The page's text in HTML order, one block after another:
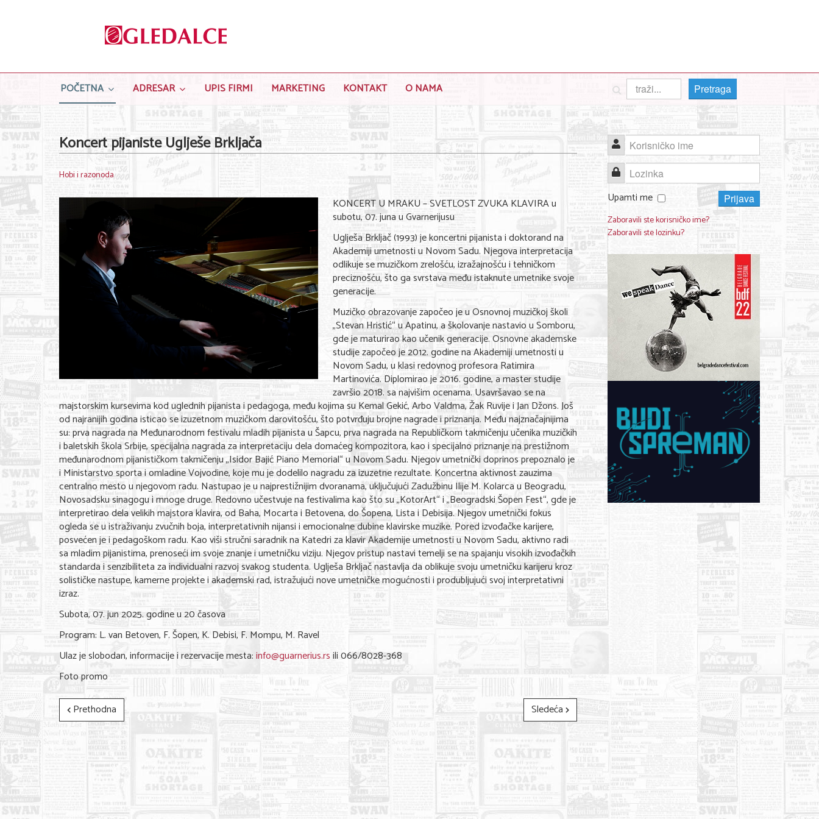
POČETNA ADRESAR UPIS FIRMI MARKETING KONTAKT O NAMA Pretraga
Koncert pijaniste Uglješe Brkljača
Hobi i razonoda
KONCERT U MRAKU – SVETLOST ZVUKA KLAVIRA u
subotu, 07. juna u Gvarnerijusu
Uglješa Brkljač (1993) je koncertni pijanista i doktorand na
Akademiji umetnosti u Novom Sadu. Njegova interpretacija
odlikuje se muzičkom zrelošću, izražajnošću i tehničkom
preciznošću, što ga svrstava među istaknute umetnike svoje
generacije.
Muzičko obrazovanje započeo je u Osnovnoj muzičkoj školi
„Stevan Hristić“ u Apatinu, a školovanje nastavio u Somboru,
gde je maturirao kao učenik generacije. Osnovne akademske
studije započeo je 2012. godine na Akademiji umetnosti u
Novom Sadu, u klasi redovnog profesora Ratimira
Martinovića. Diplomirao je 2016. godine, a master studije
završio 2018. sa najvišim ocenama. Usavršavao se na
majstorskim kursevima kod uglednih pijanista i pedagoga, među kojima su Kemal Gekić, Arbo Valdma, Žak Ruvije i Jan Džons. Još
od najranijih godina isticao se izuzetnom muzičkom darovitošću, što potvrđuju brojne nagrade i priznanja. Među najznačajnijima
su: prva nagrada na Međunarodnom festivalu mladih pijanista u Šapcu, prva nagrada na Republičkom takmičenju učenika muzičkih
i baletskih škola Srbije, specijalna nagrada za interpretaciju dela domaćeg kompozitora, kao i specijalno priznanje na prestižnom
međunarodnom pijanističkom takmičenju „Isidor Bajić Piano Memorial“ u Novom Sadu. Njegov umetnički doprinos prepoznalo je
i Ministarstvo sporta i omladine Vojvodine, koje mu je dodelilo nagradu za izuzetne rezultate. Koncertna aktivnost zauzima
centralno mesto u njegovom radu. Nastupao je u najprestižnijim dvoranama, uključujući Zadužbinu Ilije M. Kolarca u Beogradu,
Novosadsku sinagogu i mnoge druge. Redovno učestvuje na festivalima kao što su „KotorArt“ i „Beogradski Šopen Fest“, gde je
interpretirao dela velikih majstora klavira, od Baha, Mocarta i Betovena, do Šopena, Lista i Debisija. Njegov umetnički fokus
ogleda se u istraživanju zvučnih boja, interpretativnih nijansi i emocionalne dubine klavirske muzike. Pored izvođačke karijere,
posvećen je i pedagoškom radu. Kao viši stručni saradnik na Katedri za klavir Akademije umetnosti u Novom Sadu, aktivno radi
sa mladim pijanistima, prenoseći im svoje znanje i umetničku viziju. Njegov pristup nastavi temelji se na spajanju visokih izvođačkih
standarda i senzibiliteta za individualni razvoj svakog studenta. Uglješa Brkljač nastavlja da oblikuje svoju umetničku karijeru kroz
solističke nastupe, kamerne projekte i akademski rad, istražujući nove umetničke mogućnosti i produbljujući svoj interpretativni
izraz.
Subota, 07. jun 2025. godine u 20 časova
Program: L. van Betoven, F. Šopen, K. Debisi, F. Mompu, M. Ravel
Ulaz je slobodan, informacije i rezervacije mesta:info@guarnerius.rsili 066/8028-368
Foto promo
Prethodna
Sledeća
Korisničko ime
Lozinka
Upamti me
Prijava
Zaboravili ste korisničko ime?
Zaboravili ste lozinku?